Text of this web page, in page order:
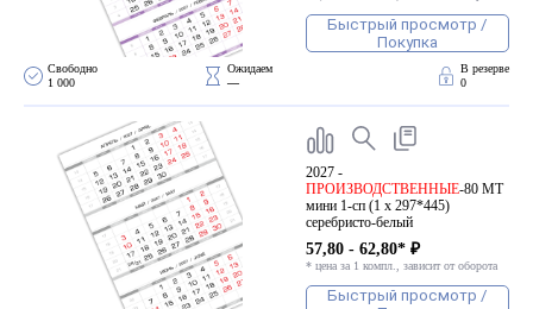
Быстрый просмотр /
Покупка
Свободно
1 000
Ожидаем
—
В резерве
0
2027 -
ПРОИЗВОДСТВЕННЫЕ-80 МТ
мини 1-сп (1 х 297*445)
серебристо-белый
57,80 - 62,80* ₽
* цена за 1 компл., зависит от оборота
Быстрый просмотр /